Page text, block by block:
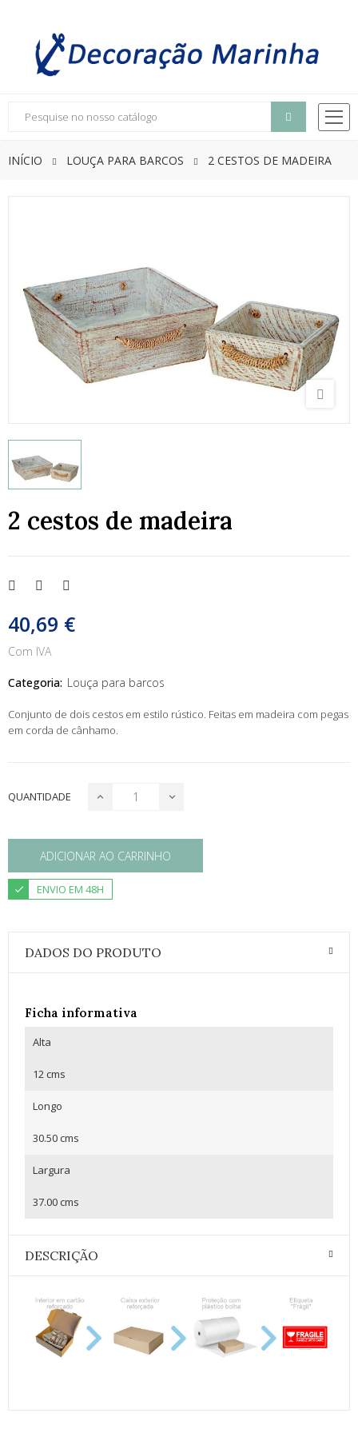
INÍCIO LOUÇA PARA BARCOS 2 CESTOS DE MADEIRA
2 cestos de madeira
40,69 €
Com IVA
Categoria: Louça para barcos
Conjunto de dois cestos em estilo rústico. Feitas em madeira com pegas
em corda de cânhamo.
QUANTIDADE
ADICIONAR AO CARRINHO
ENVIO EM 48H
DADOS DO PRODUTO
Ficha informativa
Alta
12 cms
Longo
30.50 cms
Largura
37.00 cms
DESCRIÇÃO